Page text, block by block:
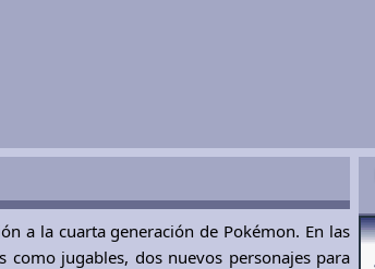
a la cuarta generación de Pokémon. En las
como jugables, dos nuevos personajes para